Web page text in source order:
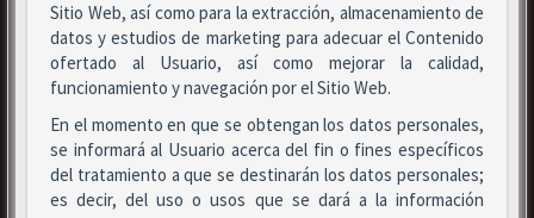
Sitio Web, así como para la extracción, almacenamiento de
datos y estudios de marketing para adecuar el Contenido
ofertado al Usuario, así como mejorar la calidad,
funcionamiento y navegación por el Sitio Web.
En el momento en que se obtengan los datos personales,
se informará al Usuario acerca del fin o fines específicos
del tratamiento a que se destinarán los datos personales;
es decir, del uso o usos que se dará a la información